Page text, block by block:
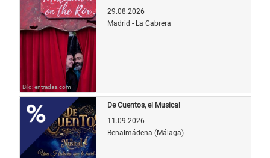
Bild: entradas.com
29.08.2026
Madrid - La Cabrera
De Cuentos, el Musical
11.09.2026
Benalmádena (Málaga)